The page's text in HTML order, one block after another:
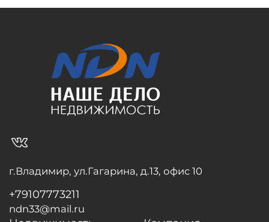
vk_in
г.Владимир, ул.Гагарина, д.13, офис 10
+79107773211
ndn33@mail.ru